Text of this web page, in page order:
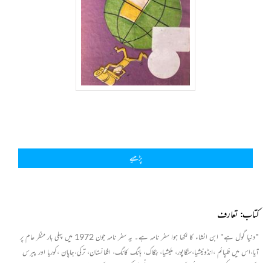
پڑھیے
کتاب: تعارف
"دنیا گول ہے" ابن انشاء کا لکھا ہوا سفر نامہ ہے۔ یہ سفر نامہ جون 1972 میں پہلی بار منظر عام پر
آیا،اس میں فلپائم ،انڈونیشیا،سنگاپور، ملیشیا،بنکاک، ہانگ کانگ، افغانستان، ترکی،جاپان ،کوریا اور پیرس